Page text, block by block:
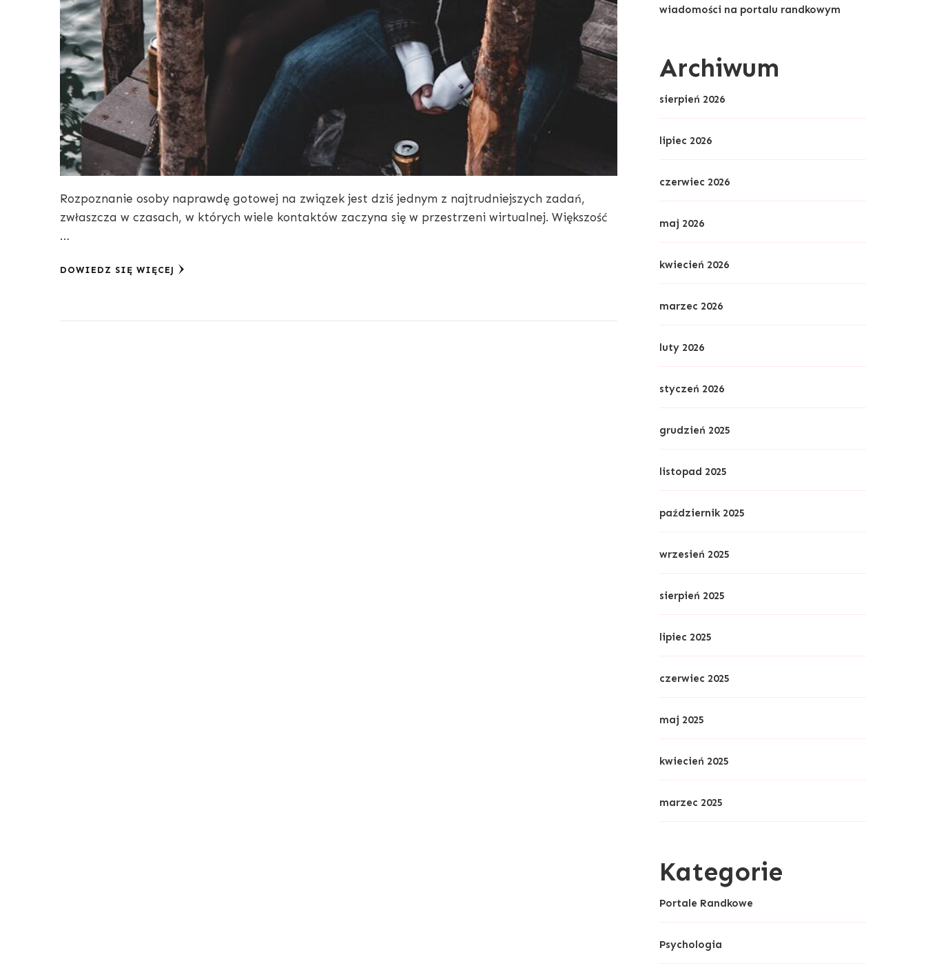
Rozpoznanie osoby naprawdę gotowej na związek jest dziś jednym z najtrudniejszych zadań,
zwłaszcza w czasach, w których wiele kontaktów zaczyna się w przestrzeni wirtualnej. Większość
…
DOWIEDZ SIĘ WIĘCEJ
wiadomości na portalu randkowym
Archiwum
sierpień 2026
lipiec 2026
czerwiec 2026
maj 2026
kwiecień 2026
marzec 2026
luty 2026
styczeń 2026
grudzień 2025
listopad 2025
październik 2025
wrzesień 2025
sierpień 2025
lipiec 2025
czerwiec 2025
maj 2025
kwiecień 2025
marzec 2025
Kategorie
Portale Randkowe
Psychologia